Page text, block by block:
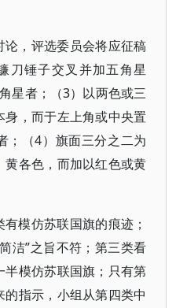
，评选委员会将应征稿
刀锤子交叉并加五角星
星者；（3）以两色或三
，而于左上角或中央置
；（4）旗面三分之二为
各色，而加以红色或黄
模仿苏联国旗的痕迹；
洁”之旨不符；第三类看
模仿苏联国旗；只有第
指示，小组从第四类中